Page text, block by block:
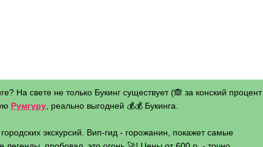
На свете не только Букинг существует (🙈 за конский процент
Румгуру , реально выгодней 💰💰 Букинга.
экскурсий. Вип-гид - горожанин, покажет самые